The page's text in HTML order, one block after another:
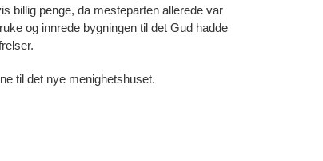
billig penge, da mesteparten allerede var
og innrede bygningen til det Gud hadde
til det nye menighetshuset.